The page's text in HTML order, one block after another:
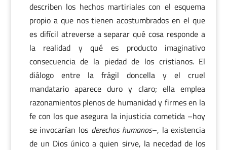
describen los hechos martiriales con el esquema
propio a que nos tienen acostumbrados en el que
es difícil atreverse a separar qué cosa responde a
la realidad y qué es producto imaginativo
consecuencia de la piedad de los cristianos. El
diálogo entre la frágil doncella y el cruel
mandatario aparece duro y claro; ella emplea
razonamientos plenos de humanidad y firmes en la
fe con los que asegura la injusticia cometida –hoy
se invocarían los derechos humanos–, la existencia
de un Dios único a quien sirve, la necedad de los